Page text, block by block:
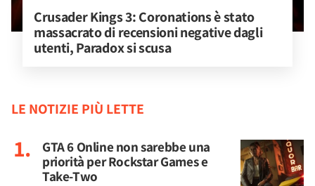
Crusader Kings 3: Coronations è stato
massacrato di recensioni negative dagli
utenti, Paradox si scusa
LE NOTIZIE PIÙ LETTE
GTA 6 Online non sarebbe una
priorità per Rockstar Games e
Take-Two